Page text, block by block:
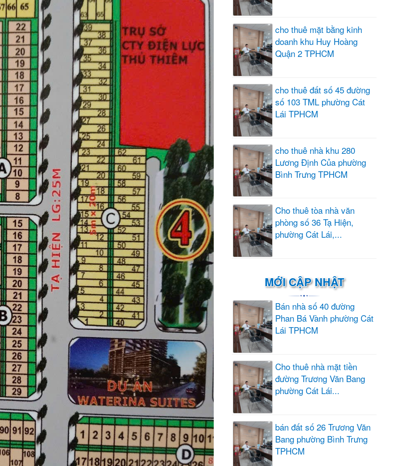
cho thuê mặt bằng kinh
doanh khu Huy Hoàng
Quận 2 TPHCM
cho thuê đất số 45 đường
số 103 TML phường Cát
Lái TPHCM
cho thuê nhà khu 280
Lương Định Của phường
Bình Trưng TPHCM
Cho thuê tòa nhà văn
phòng số 36 Tạ Hiện,
phường Cát Lái,...
MỚI CẬP NHẬT
Bán nhà số 40 đường
Phan Bá Vành phường Cát
Lái TPHCM
Cho thuê nhà mặt tiền
đường Trương Văn Bang
phường Cát Lái...
bán đất số 26 Trương Văn
Bang phường Bình Trưng
TPHCM